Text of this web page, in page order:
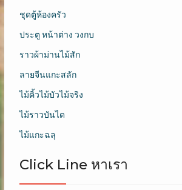
ชุดตู้ห้องครัว
ประตู หน้าต่าง วงกบ
ราวผ้าม่านไม้สัก
ลายจีนแกะสลัก
ไม้คิ้วไม้บัวไม้จริง
ไม้ราวบันได
ไม้แกะฉลุ
Click Line หาเรา